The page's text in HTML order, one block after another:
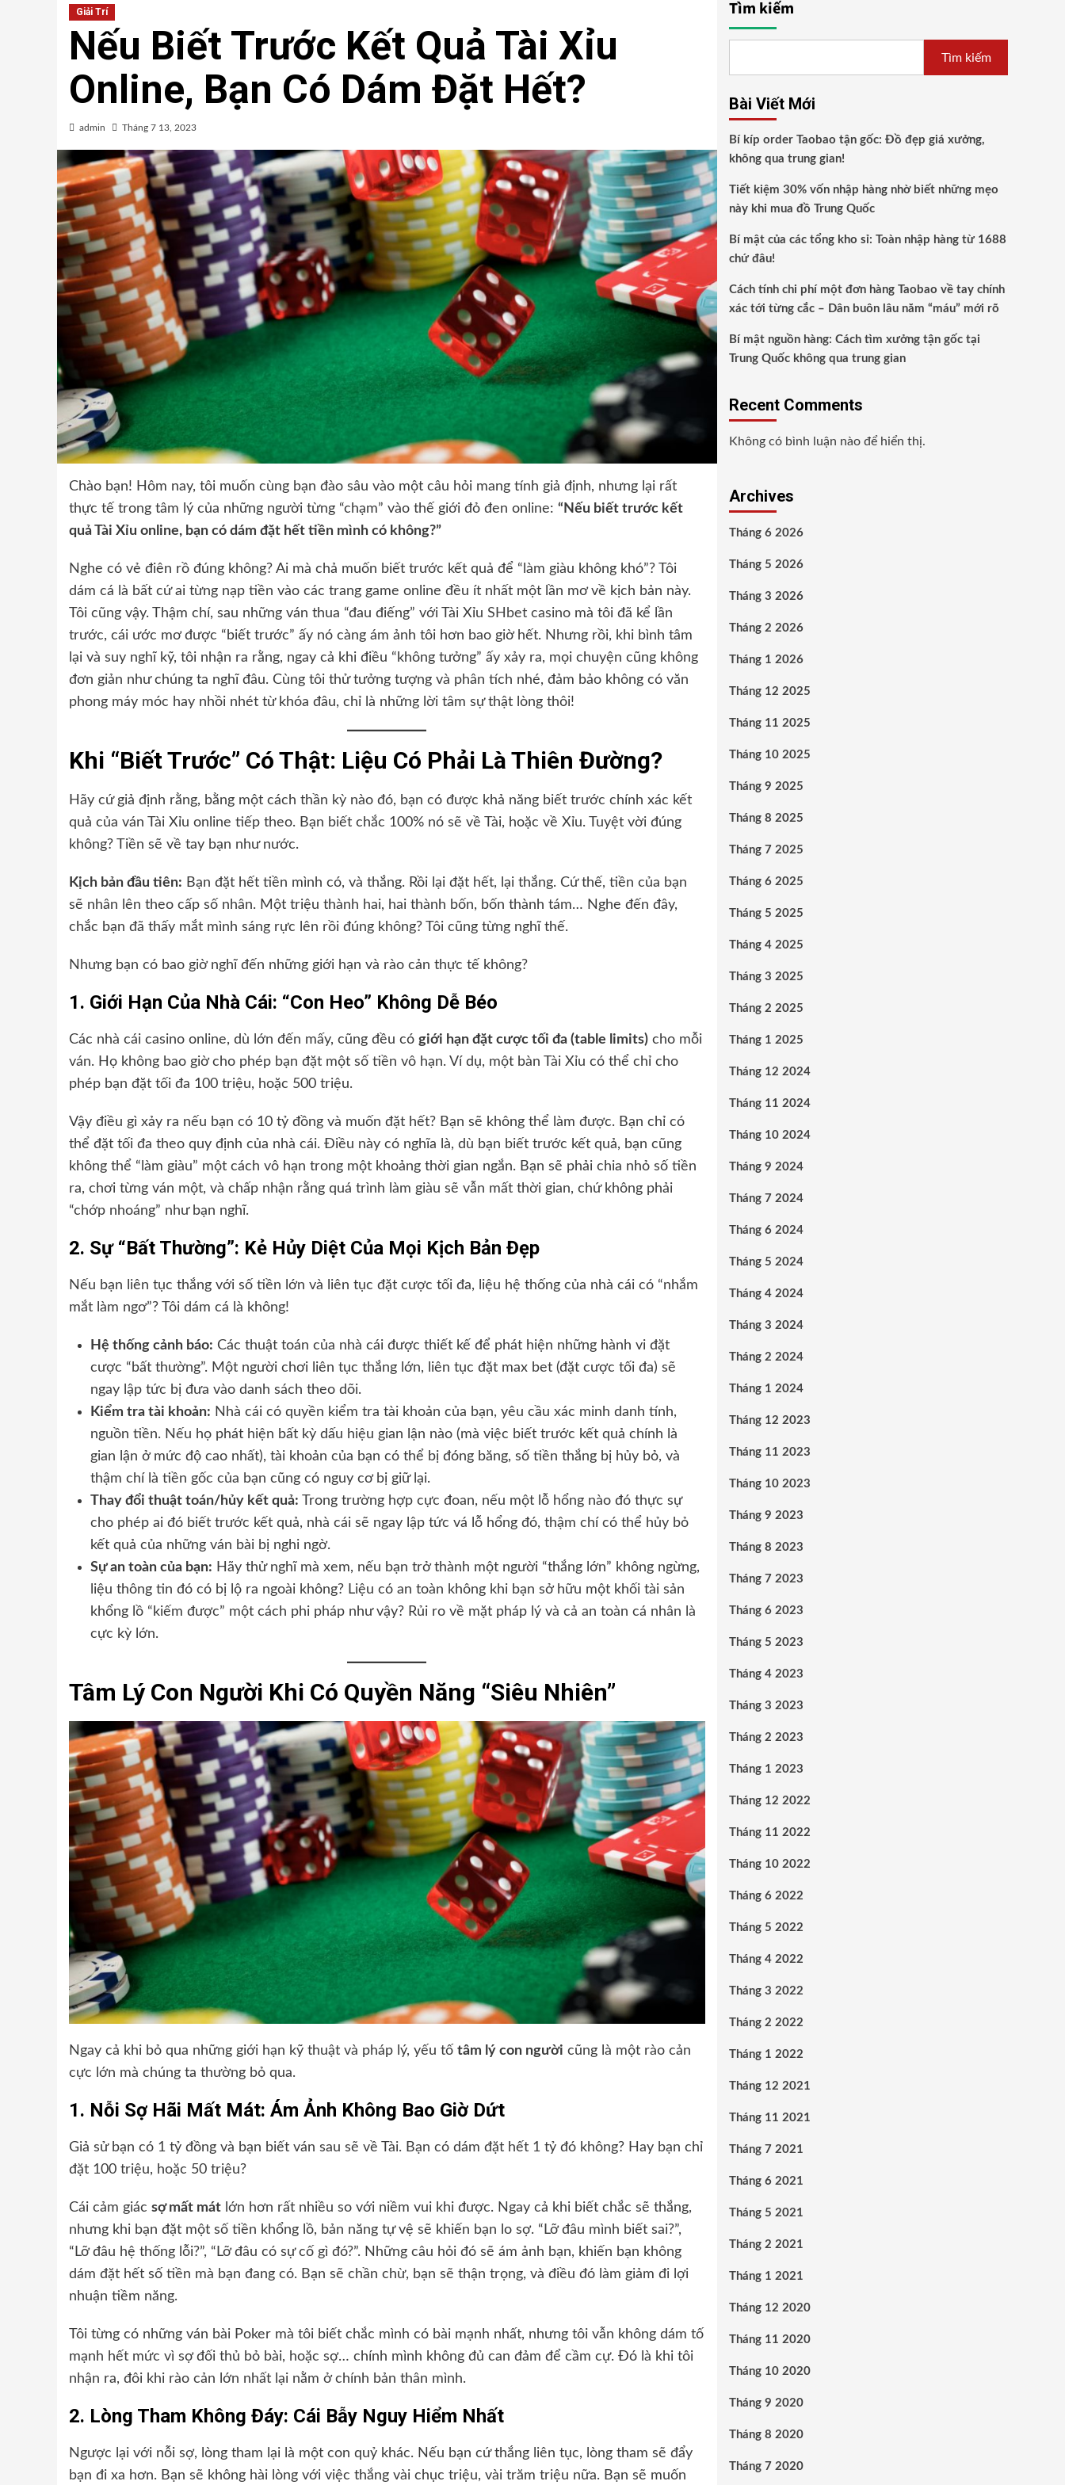
Giải Trí
Nếu Biết Trước Kết Quả Tài Xỉu
Online, Bạn Có Dám Đặt Hết?
admin Tháng 7 13, 2023
Chào bạn! Hôm nay, tôi muốn cùng bạn đào sâu vào một câu hỏi mang tính giả định, nhưng lại rất
thực tế trong tâm lý của những người từng “chạm” vào thế giới đỏ đen online: “Nếu biết trước kết
quả Tài Xỉu online, bạn có dám đặt hết tiền mình có không?”
Nghe có vẻ điên rồ đúng không? Ai mà chả muốn biết trước kết quả để “làm giàu không khó”? Tôi
dám cá là bất cứ ai từng nạp tiền vào các trang game online đều ít nhất một lần mơ về kịch bản này.
Tôi cũng vậy. Thậm chí, sau những ván thua “đau điếng” với Tài Xỉu SHbet casino mà tôi đã kể lần
trước, cái ước mơ được “biết trước” ấy nó càng ám ảnh tôi hơn bao giờ hết. Nhưng rồi, khi bình tâm
lại và suy nghĩ kỹ, tôi nhận ra rằng, ngay cả khi điều “không tưởng” ấy xảy ra, mọi chuyện cũng không
đơn giản như chúng ta nghĩ đâu. Cùng tôi thử tưởng tượng và phân tích nhé, đảm bảo không có văn
phong máy móc hay nhồi nhét từ khóa đâu, chỉ là những lời tâm sự thật lòng thôi!
Khi “Biết Trước” Có Thật: Liệu Có Phải Là Thiên Đường?
Hãy cứ giả định rằng, bằng một cách thần kỳ nào đó, bạn có được khả năng biết trước chính xác kết
quả của ván Tài Xỉu online tiếp theo. Bạn biết chắc 100% nó sẽ về Tài, hoặc về Xỉu. Tuyệt vời đúng
không? Tiền sẽ về tay bạn như nước.
Kịch bản đầu tiên: Bạn đặt hết tiền mình có, và thắng. Rồi lại đặt hết, lại thắng. Cứ thế, tiền của bạn
sẽ nhân lên theo cấp số nhân. Một triệu thành hai, hai thành bốn, bốn thành tám… Nghe đến đây,
chắc bạn đã thấy mắt mình sáng rực lên rồi đúng không? Tôi cũng từng nghĩ thế.
Nhưng bạn có bao giờ nghĩ đến những giới hạn và rào cản thực tế không?
1. Giới Hạn Của Nhà Cái: “Con Heo” Không Dễ Béo
Các nhà cái casino online, dù lớn đến mấy, cũng đều có giới hạn đặt cược tối đa (table limits) cho mỗi
ván. Họ không bao giờ cho phép bạn đặt một số tiền vô hạn. Ví dụ, một bàn Tài Xỉu có thể chỉ cho
phép bạn đặt tối đa 100 triệu, hoặc 500 triệu.
Vậy điều gì xảy ra nếu bạn có 10 tỷ đồng và muốn đặt hết? Bạn sẽ không thể làm được. Bạn chỉ có
thể đặt tối đa theo quy định của nhà cái. Điều này có nghĩa là, dù bạn biết trước kết quả, bạn cũng
không thể “làm giàu” một cách vô hạn trong một khoảng thời gian ngắn. Bạn sẽ phải chia nhỏ số tiền
ra, chơi từng ván một, và chấp nhận rằng quá trình làm giàu sẽ vẫn mất thời gian, chứ không phải
“chớp nhoáng” như bạn nghĩ.
2. Sự “Bất Thường”: Kẻ Hủy Diệt Của Mọi Kịch Bản Đẹp
Nếu bạn liên tục thắng với số tiền lớn và liên tục đặt cược tối đa, liệu hệ thống của nhà cái có “nhắm
mắt làm ngơ”? Tôi dám cá là không!
Hệ thống cảnh báo: Các thuật toán của nhà cái được thiết kế để phát hiện những hành vi đặt
cược “bất thường”. Một người chơi liên tục thắng lớn, liên tục đặt max bet (đặt cược tối đa) sẽ
ngay lập tức bị đưa vào danh sách theo dõi.
Kiểm tra tài khoản: Nhà cái có quyền kiểm tra tài khoản của bạn, yêu cầu xác minh danh tính,
nguồn tiền. Nếu họ phát hiện bất kỳ dấu hiệu gian lận nào (mà việc biết trước kết quả chính là
gian lận ở mức độ cao nhất), tài khoản của bạn có thể bị đóng băng, số tiền thắng bị hủy bỏ, và
thậm chí là tiền gốc của bạn cũng có nguy cơ bị giữ lại.
Thay đổi thuật toán/hủy kết quả: Trong trường hợp cực đoan, nếu một lỗ hổng nào đó thực sự
cho phép ai đó biết trước kết quả, nhà cái sẽ ngay lập tức vá lỗ hổng đó, thậm chí có thể hủy bỏ
kết quả của những ván bài bị nghi ngờ.
Sự an toàn của bạn: Hãy thử nghĩ mà xem, nếu bạn trở thành một người “thắng lớn” không ngừng,
liệu thông tin đó có bị lộ ra ngoài không? Liệu có an toàn không khi bạn sở hữu một khối tài sản
khổng lồ “kiếm được” một cách phi pháp như vậy? Rủi ro về mặt pháp lý và cả an toàn cá nhân là
cực kỳ lớn.
Tâm Lý Con Người Khi Có Quyền Năng “Siêu Nhiên”
Ngay cả khi bỏ qua những giới hạn kỹ thuật và pháp lý, yếu tố tâm lý con người cũng là một rào cản
cực lớn mà chúng ta thường bỏ qua.
1. Nỗi Sợ Hãi Mất Mát: Ám Ảnh Không Bao Giờ Dứt
Giả sử bạn có 1 tỷ đồng và bạn biết ván sau sẽ về Tài. Bạn có dám đặt hết 1 tỷ đó không? Hay bạn chỉ
đặt 100 triệu, hoặc 50 triệu?
Cái cảm giác sợ mất mát lớn hơn rất nhiều so với niềm vui khi được. Ngay cả khi biết chắc sẽ thắng,
nhưng khi bạn đặt một số tiền khổng lồ, bản năng tự vệ sẽ khiến bạn lo sợ. “Lỡ đâu mình biết sai?”,
“Lỡ đâu hệ thống lỗi?”, “Lỡ đâu có sự cố gì đó?”. Những câu hỏi đó sẽ ám ảnh bạn, khiến bạn không
dám đặt hết số tiền mà bạn đang có. Bạn sẽ chần chừ, bạn sẽ thận trọng, và điều đó làm giảm đi lợi
nhuận tiềm năng.
Tôi từng có những ván bài Poker mà tôi biết chắc mình có bài mạnh nhất, nhưng tôi vẫn không dám tố
mạnh hết mức vì sợ đối thủ bỏ bài, hoặc sợ… chính mình không đủ can đảm để cầm cự. Đó là khi tôi
nhận ra, đôi khi rào cản lớn nhất lại nằm ở chính bản thân mình.
2. Lòng Tham Không Đáy: Cái Bẫy Nguy Hiểm Nhất
Ngược lại với nỗi sợ, lòng tham lại là một con quỷ khác. Nếu bạn cứ thắng liên tục, lòng tham sẽ đẩy
bạn đi xa hơn. Bạn sẽ không hài lòng với việc thắng vài chục triệu, vài trăm triệu nữa. Bạn sẽ muốn
Tìm kiếm
Tìm kiếm
Bài Viết Mới
Bí kíp order Taobao tận gốc: Đồ đẹp giá xưởng,
không qua trung gian!
Tiết kiệm 30% vốn nhập hàng nhờ biết những mẹo
này khi mua đồ Trung Quốc
Bí mật của các tổng kho sỉ: Toàn nhập hàng từ 1688
chứ đâu!
Cách tính chi phí một đơn hàng Taobao về tay chính
xác tới từng cắc – Dân buôn lâu năm “máu” mới rõ
Bí mật nguồn hàng: Cách tìm xưởng tận gốc tại
Trung Quốc không qua trung gian
Recent Comments
Không có bình luận nào để hiển thị.
Archives
Tháng 6 2026
Tháng 5 2026
Tháng 3 2026
Tháng 2 2026
Tháng 1 2026
Tháng 12 2025
Tháng 11 2025
Tháng 10 2025
Tháng 9 2025
Tháng 8 2025
Tháng 7 2025
Tháng 6 2025
Tháng 5 2025
Tháng 4 2025
Tháng 3 2025
Tháng 2 2025
Tháng 1 2025
Tháng 12 2024
Tháng 11 2024
Tháng 10 2024
Tháng 9 2024
Tháng 7 2024
Tháng 6 2024
Tháng 5 2024
Tháng 4 2024
Tháng 3 2024
Tháng 2 2024
Tháng 1 2024
Tháng 12 2023
Tháng 11 2023
Tháng 10 2023
Tháng 9 2023
Tháng 8 2023
Tháng 7 2023
Tháng 6 2023
Tháng 5 2023
Tháng 4 2023
Tháng 3 2023
Tháng 2 2023
Tháng 1 2023
Tháng 12 2022
Tháng 11 2022
Tháng 10 2022
Tháng 6 2022
Tháng 5 2022
Tháng 4 2022
Tháng 3 2022
Tháng 2 2022
Tháng 1 2022
Tháng 12 2021
Tháng 11 2021
Tháng 7 2021
Tháng 6 2021
Tháng 5 2021
Tháng 2 2021
Tháng 1 2021
Tháng 12 2020
Tháng 11 2020
Tháng 10 2020
Tháng 9 2020
Tháng 8 2020
Tháng 7 2020